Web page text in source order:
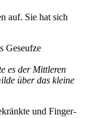
auf. Sie hat sich
Geseufze
es der Mittleren
über das kleine
und Finger-